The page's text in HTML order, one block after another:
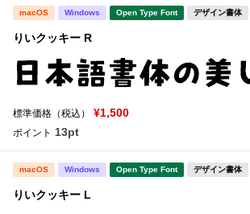
macOS Windows Open Type Font デザイン書体
りいクッキー R
標準価格（税込） ¥1,500
ポイント 13pt
macOS Windows Open Type Font デザイン書体
りいクッキー L